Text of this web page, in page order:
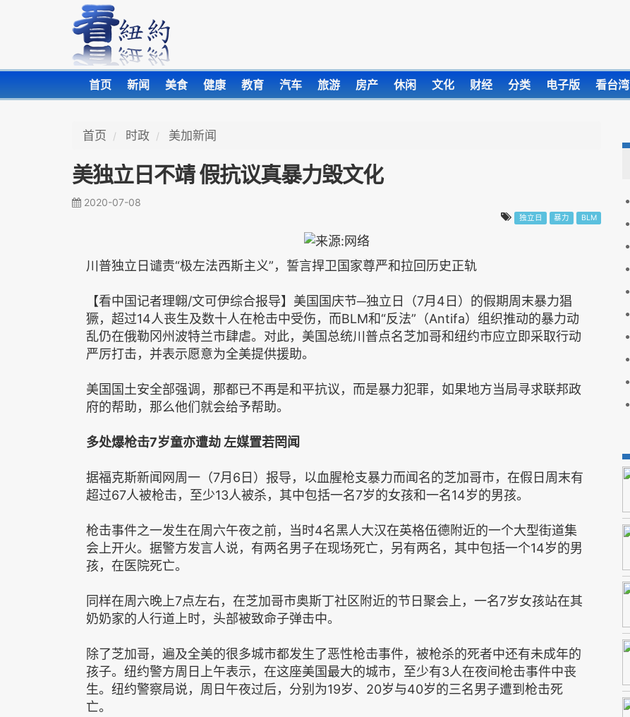
首页 新闻 美食 健康 教育 汽车 旅游 房产 休闲 文化 财经 分类 电子版 看台湾
首页 时政 美加新闻
美独立日不靖 假抗议真暴力毁文化
2020-07-08
独立日 暴力 BLM
川普独立日谴责“极左法西斯主义”，誓言捍卫国家尊严和拉回历史正轨
【看中国记者理翺/文可伊综合报导】美国国庆节─独立日（7月4日）的假期周末暴力猖
獗，超过14人丧生及数十人在枪击中受伤，而BLM和“反法”（Antifa）组织推动的暴力动
乱仍在俄勒冈州波特兰市肆虐。对此，美国总统川普点名芝加哥和纽约市应立即采取行动
严厉打击，并表示愿意为全美提供援助。
美国国土安全部强调，那都已不再是和平抗议，而是暴力犯罪，如果地方当局寻求联邦政
府的帮助，那么他们就会给予帮助。
多处爆枪击7岁童亦遭劫 左媒置若罔闻
据福克斯新闻网周一（7月6日）报导，以血腥枪支暴力而闻名的芝加哥市，在假日周末有
超过67人被枪击，至少13人被杀，其中包括一名7岁的女孩和一名14岁的男孩。
枪击事件之一发生在周六午夜之前，当时4名黑人大汉在英格伍德附近的一个大型街道集
会上开火。据警方发言人说，有两名男子在现场死亡，另有两名，其中包括一个14岁的男
孩，在医院死亡。
同样在周六晚上7点左右，在芝加哥市奥斯丁社区附近的节日聚会上，一名7岁女孩站在其
奶奶家的人行道上时，头部被致命子弹击中。
除了芝加哥，遍及全美的很多城市都发生了恶性枪击事件，被枪杀的死者中还有未成年的
孩子。纽约警方周日上午表示，在这座美国最大的城市，至少有3人在夜间枪击事件中丧
生。纽约警察局说，周日午夜过后，分别为19岁、20岁与40岁的三名男子遭到枪击死
亡。